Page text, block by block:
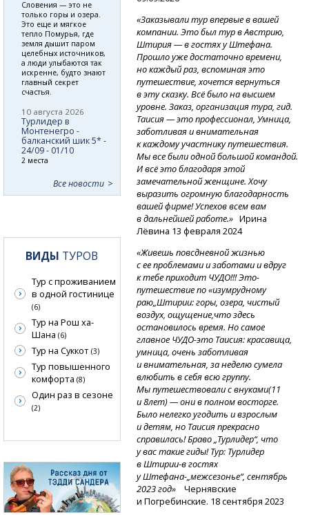
«Заказывали тур впервые в вашей
компании. Это был тур в Австрию,
Штирия — в гостях у Штефана.
Прошло уже достаточно времени,
но каждый раз, вспоминая это
путешествие, хочется вернуться
в эту сказку. Всё было на высшем
уровне. Заказ, организация тура, гид.
Таисия — это профессионал, Умница,
заботливая и внимательная
к каждому участнику путешествия.
Мы все были одной большой командой.
И всё это благодаря этой
замечательной женщине. Хочу
выразить огромную благодарность
вашей фирме! Успехов всем вам
в дальнейшей работе.» Ирина
Лёвина 13 февраля 2024
«Живешь повсдневной жизнью
с ее проблемами и заботами и вдруг
к тебе приходит ЧУДО!!! Это-
путешествие по «изумрудному
раю„Штирии: горы, озера, чистый
воздух, ощущение,что здесь
остановилось время. Но самое
главное ЧУДО-это Таисия: красавица,
умница, очень заботливая
и внимательная, за неделю сумела
влюбить в себя всю группу.
Мы путешествовали с внуками(11
и 8лет) — они в полном восторге.
Было нелегко угодить и взрослым
и детям, но Таисия прекрасно
справилась! Браво „Турлидер“, что
у вас такие гиды! Тур: Турлидер
в Штирии-вгостях
у Штефана-„межсезонье“, сентябрь
2023 год»
Чернявские
и Погребинские. 18 сентября 2023
Словения — это не
только горы и озера.
Это еще и мягкое
тепло Помурья, где
земля дышит паром
целебных источников,
а люди улыбаются так
искренне, будто знают
главный секрет
счастья.
10 августа 2026
Турлидер в
Монтенегро -
балканский шик 5* -
24/09 - 01/10
2 места
Все новости
ВИДЫ ТУРОВ
Тур с проживанием
в одной гостинице
(6)
Тур на Рош ха-
Шана (6)
Тур на Суккот (3)
Тур повышенного
комфорта (8)
Один раз в сезоне
(2)